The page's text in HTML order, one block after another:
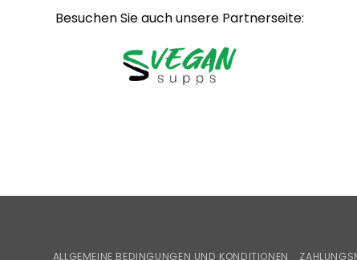
Besuchen Sie auch unsere Partnerseite:
ALLGEMEINE BEDINGUNGEN UND KONDITIONEN